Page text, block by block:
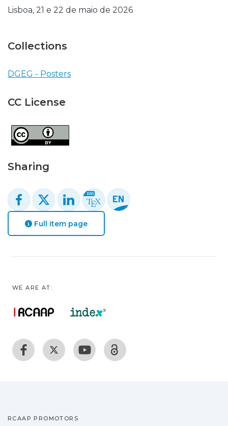
Lisboa, 21 e 22 de maio de 2026
Collections
DGEG - Posters
CC License
Sharing
Full item page
WE ARE AT:
RCAAP PROMOTORS